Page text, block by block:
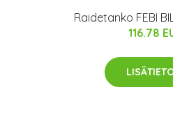
Raidetanko FEBI
116.78